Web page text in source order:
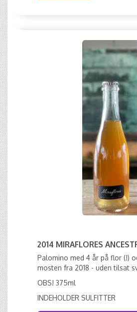
2014 MIRAFLORES
Palomino med 4 år på flor (!)
mosten fra 2018 - uden tilsat
OBS! 375ml
INDEHOLDER SULFITTER